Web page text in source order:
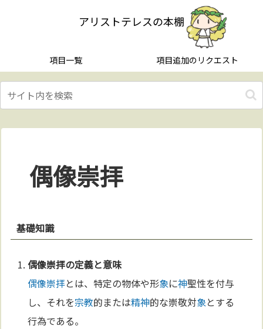
アリストテレスの本棚
項目一覧 項目追加のリクエスト
偶像崇拝
基礎知識
偶像崇拝の定義と意味
偶像崇拝とは、特定の物体や形象に神聖性を付与
し、それを宗教的または精神的な崇敬対象とする
行為である。